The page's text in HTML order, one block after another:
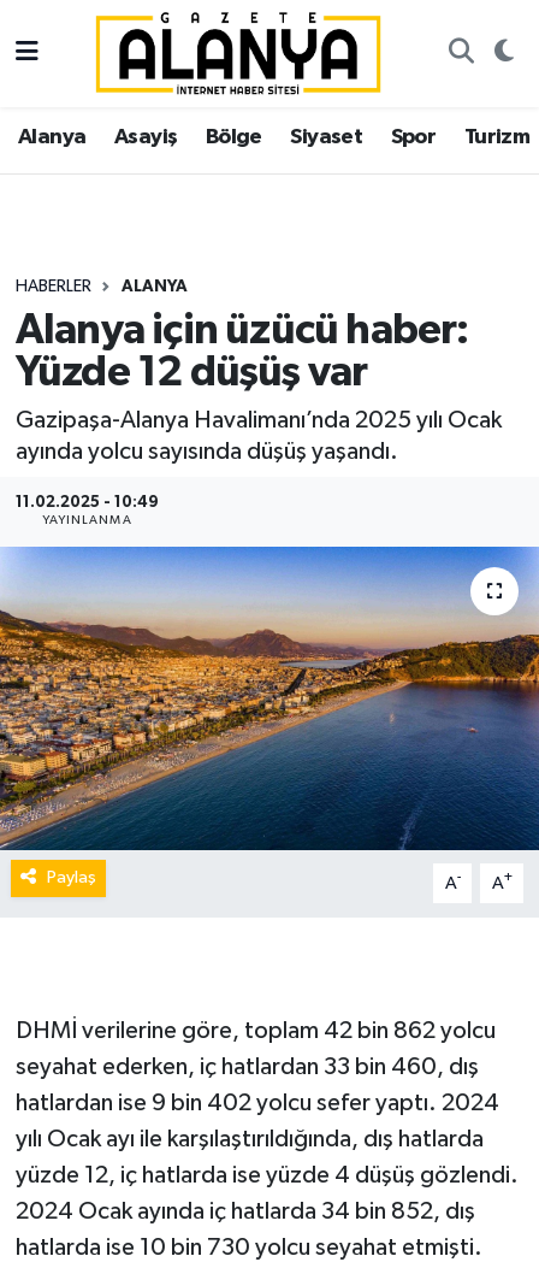
Alanya Asayiş Bölge Siyaset Spor Turizm
HABERLER ALANYA
Alanya için üzücü haber:
Yüzde 12 düşüş var
Gazipaşa-Alanya Havalimanı’nda 2025 yılı Ocak
ayında yolcu sayısında düşüş yaşandı.
11.02.2025 - 10:49
YAYINLANMA
Paylaş A- A+
DHMİ verilerine göre, toplam 42 bin 862 yolcu
seyahat ederken, iç hatlardan 33 bin 460, dış
hatlardan ise 9 bin 402 yolcu sefer yaptı. 2024
yılı Ocak ayı ile karşılaştırıldığında, dış hatlarda
yüzde 12, iç hatlarda ise yüzde 4 düşüş gözlendi.
2024 Ocak ayında iç hatlarda 34 bin 852, dış
hatlarda ise 10 bin 730 yolcu seyahat etmişti.
Alanya
Asayiş
Siyaset
Spor
Ekonomi
Gazipaşa
İstanbul Nöbetçi Eczaneler
İstanbul Hava Durumu
Süper Lig Puan Durumu ve Fikstür
Tüm Manşetler
Son Dakika Haberleri
Haber Arşivi